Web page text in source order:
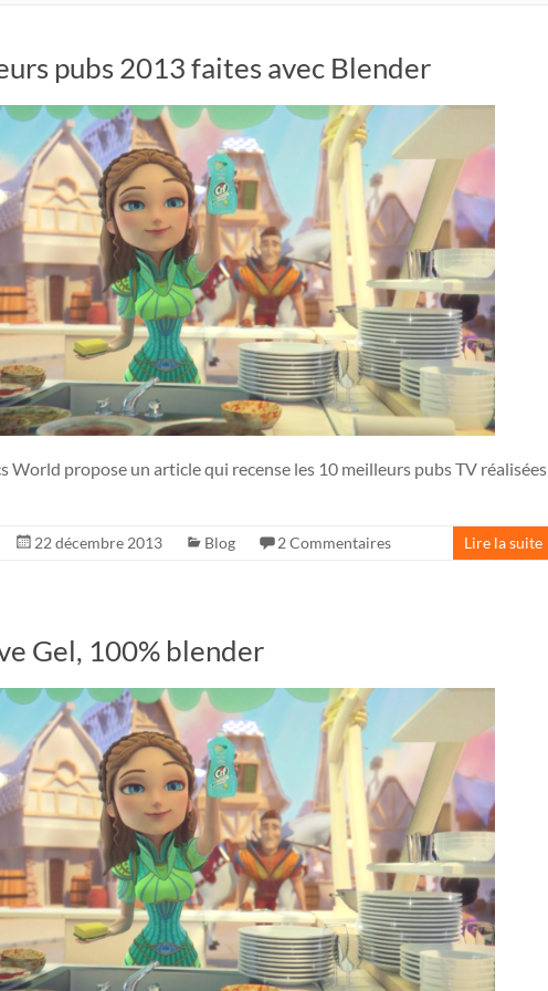
pubs 2013 faites avec Blender
World propose un article qui recense les 10 meilleurs pubs TV réalisées
22 décembre 2013 Blog 2 Commentaires Lire la suite
Gel, 100% blender